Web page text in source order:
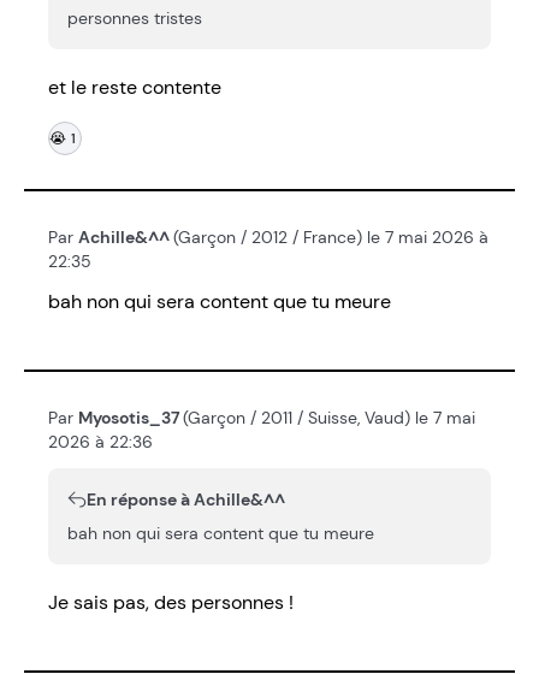
personnes tristes
et le reste contente
😭 1
Par Achille&^^(Garçon / 2012 / France) le 7 mai 2026 à
22:35
bah non qui sera content que tu meure
Par Myosotis_37(Garçon / 2011 / Suisse, Vaud) le 7 mai
2026 à 22:36
En réponse à Achille&^^
bah non qui sera content que tu meure
Je sais pas, des personnes !